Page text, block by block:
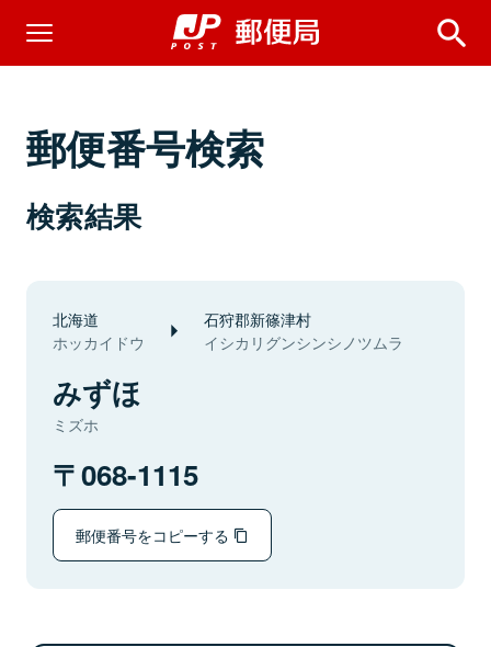
郵便番号検索
検索結果
北海道
ホッカイドウ
石狩郡新篠津村
イシカリグンシンシノツムラ
みずほ
ミズホ
068-1115
郵便番号をコピーする